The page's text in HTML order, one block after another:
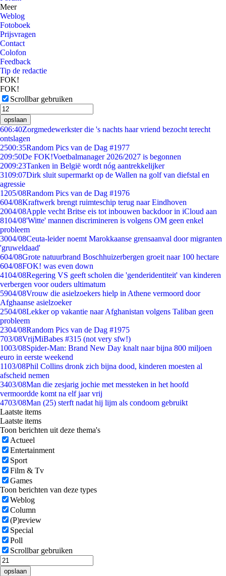
Meer
Weblog
Fotoboek
Prijsvragen
Contact
Colofon
Feedback
Tip de redactie
FOK!
FOK!
Scrollbar gebruiken
opslaan
606:40Zorgmedewerkster die 's nachts haar vriend bezocht terecht
ontslagen
2500:35Random Pics van de Dag #1977
209:50De FOK!Voetbalmanager 2026/2027 is begonnen
2009:23Tanken in België wordt nóg aantrekkelijker
3109:07Dirk sluit supermarkt op de Wallen na golf van diefstal en
agressie
1205/08Random Pics van de Dag #1976
604/08Kraftwerk brengt ruimteschip terug naar Eindhoven
2004/08Apple vecht Britse eis tot inbouwen backdoor in iCloud aan
8104/08'Witte' mannen discrimineren is volgens OM geen enkel
probleem
3004/08Ceuta-leider noemt Marokkaanse grensaanval door migranten
'gruweldaad'
604/08Grote natuurbrand Boschhuizerbergen groeit naar 100 hectare
604/08FOK! was even down
4104/08Regering VS geeft scholen die 'genderidentiteit' van kinderen
verbergen voor ouders ultimatum
5904/08Vrouw die asielzoekers hielp in Athene vermoord door
Afghaanse asielzoeker
2504/08Lekker op vakantie naar Afghanistan volgens Taliban geen
probleem
2304/08Random Pics van de Dag #1975
703/08VrijMiBabes #315 (not very sfw!)
1003/08Spider-Man: Brand New Day knalt naar bijna 800 miljoen
euro in eerste weekend
1103/08Phil Collins dronk zich bijna dood, kinderen moesten al
afscheid nemen
3403/08Man die zesjarig jochie met messteken in het hoofd
vermoordde komt na elf jaar vrij
4703/08Man (25) sterft nadat hij lijm als condoom gebruikt
Laatste items
Laatste items
Toon berichten uit deze thema's
Actueel
Entertainment
Sport
Film & Tv
Games
Toon berichten van deze types
Weblog
Column
(P)review
Special
Poll
Scrollbar gebruiken
opslaan